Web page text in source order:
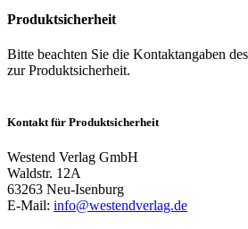
Produktsicherheit
Bitte beachten Sie die Kontaktangaben
zur Produktsicherheit.
Kontakt für Produktsicherheit
Westend Verlag GmbH
Waldstr. 12A
63263 Neu-Isenburg
E-Mail: info@westendverlag.de